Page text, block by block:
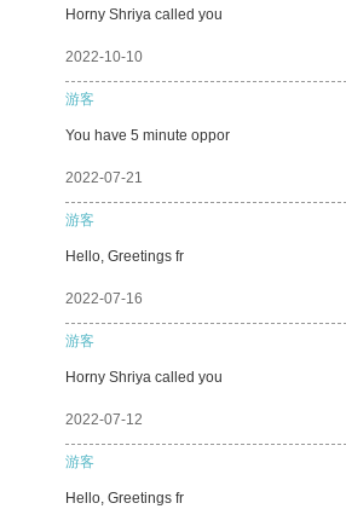
Horny Shriya called you
2022-10-10
游客
You have 5 minute oppor
2022-07-21
游客
Hello, Greetings fr
2022-07-16
游客
Horny Shriya called you
2022-07-12
游客
Hello, Greetings fr